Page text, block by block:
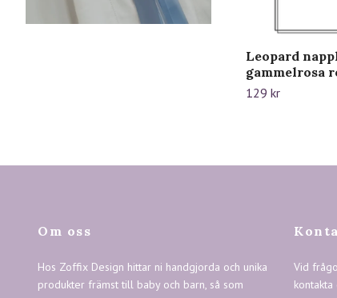
Leopard
gammelrosa
129 kr
Om oss
Hos Zoffix Design hittar ni handgjorda och unika
produkter främst till baby och barn, så som
Vid
kontakta